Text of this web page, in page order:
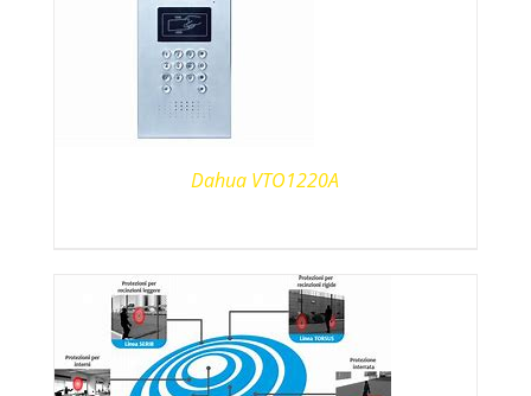
Dahua VTO1220A